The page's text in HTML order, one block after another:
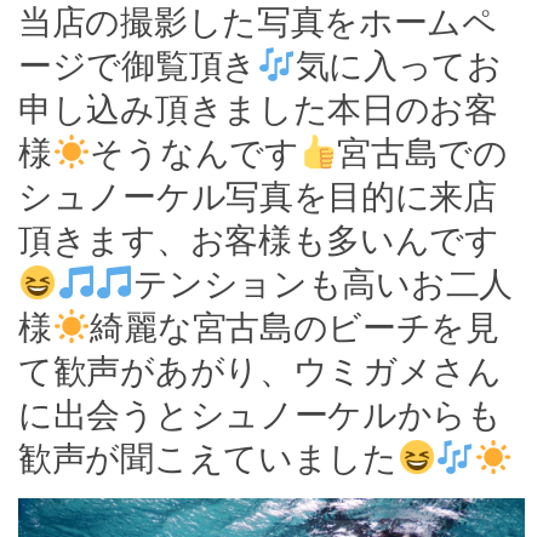
当店の撮影した写真をホームペ
ージで御覧頂き
気に入ってお
申し込み頂きました本日のお客
様
そうなんです
宮古島での
シュノーケル写真を目的に来店
頂きます、お客様も多いんです
テンションも高いお二人
様
綺麗な宮古島のビーチを見
て歓声があがり、ウミガメさん
に出会うとシュノーケルからも
歓声が聞こえていました